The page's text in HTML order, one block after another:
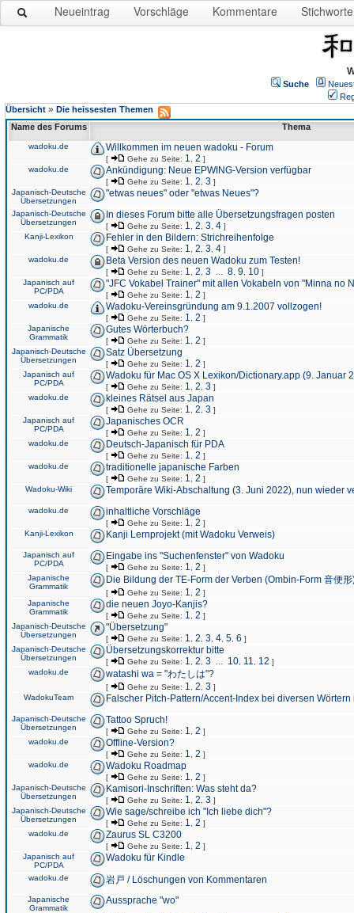
Neueintrag Vorschläge Kommentare Stichworte
Suche
Übersicht » Die heissesten Themen
Name des Forums
Thema
wadoku.de Willkommen im neuen wadoku - Forum
[ Gehe zu Seite: 1 2 ]
wadoku.de
Ankündigung: Neue EPWING-Version verfügbar
[ Gehe zu Seite: 1 2 3 ]
Japanisch-Deutsche
Übersetzungen
"etwas neues" oder "etwas Neues"?
Japanisch-Deutsche
Übersetzungen
In dieses Forum bitte alle Übersetzungsfragen posten
[ Gehe zu Seite: 1 2 3 4 ]
Kanji-Lexikon
Fehler in den Bildern: Strichreihenfolge
[ Gehe zu Seite: 1 2 3 4 ]
wadoku.de
Beta Version des neuen Wadoku zum Testen!
[ Gehe zu Seite: 1 2 3 8 9 10 ]
Japanisch auf
PC/PDA
"JFC Vokabel Trainer" mit allen Vokabeln von "Minna no
[ Gehe zu Seite: 1 2 ]
wadoku.de
Wadoku-Vereinsgründung am 9.1.2007 vollzogen!
[ Gehe zu Seite: 1 2 ]
Japanische
Grammatik
Gutes Wörterbuch?
[ Gehe zu Seite: 1 2 ]
Japanisch-Deutsche
Übersetzungen
Satz Übersetzung
[ Gehe zu Seite: 1 2 ]
Japanisch auf
PC/PDA
Wadoku für Mac OS X Lexikon/Dictionary.app (9. Januar
[ Gehe zu Seite: 1 2 3 ]
wadoku.de
kleines Rätsel aus Japan
[ Gehe zu Seite: 1 2 3 ]
Japanisch auf
PC/PDA
Japanisches OCR
[ Gehe zu Seite: 1 2 ]
wadoku.de
Deutsch-Japanisch für PDA
[ Gehe zu Seite: 1 2 ]
wadoku.de
traditionelle japanische Farben
[ Gehe zu Seite: 1 2 ]
Wadoku-Wiki
Temporäre Wiki-Abschaltung (3. Juni 2022), nun wieder
wadoku.de inhaltliche Vorschläge
[ Gehe zu Seite: 1 2 ]
Kanji-Lexikon
Kanji Lernprojekt (mit Wadoku Verweis)
Japanisch auf
PC/PDA
Eingabe ins "Suchenfenster" von Wadoku
[ Gehe zu Seite: 1 2 ]
Japanische
Grammatik
Die Bildung der TE-Form der Verben (Ombin-Form 音便形
[ Gehe zu Seite: 1 2 ]
Japanische
Grammatik
die neuen Joyo-Kanjis?
[ Gehe zu Seite: 1 2 ]
Japanisch-Deutsche
Übersetzungen
"Übersetzung"
[ Gehe zu Seite: 1 2 3 4 5 6 ]
Japanisch-Deutsche
Übersetzungen
Übersetzungskorrektur bitte
[ Gehe zu Seite: 1 2 3 10 11 12 ]
wadoku.de
watashi wa = "わたしは"?
[ Gehe zu Seite: 1 2 3 ]
WadokuTeam
Falscher Pitch-Pattern/Accent-Index bei diversen
Japanisch-Deutsche
Übersetzungen
Tattoo Spruch!
[ Gehe zu Seite: 1 2 ]
wadoku.de
Offline-Version?
[ Gehe zu Seite: 1 2 ]
wadoku.de
Wadoku Roadmap
[ Gehe zu Seite: 1 2 ]
Japanisch-Deutsche
Übersetzungen
Kamisori-Inschriften: Was steht da?
[ Gehe zu Seite: 1 2 3 ]
Japanisch-Deutsche
Übersetzungen
Wie sage/schreibe ich "Ich liebe dich"?
[ Gehe zu Seite: 1 2 ]
wadoku.de
Zaurus SL C3200
[ Gehe zu Seite: 1 2 ]
Japanisch auf
PC/PDA
Wadoku für Kindle
wadoku.de 岩戸 / Löschungen von Kommentaren
Japanische
Grammatik
Aussprache "wo"